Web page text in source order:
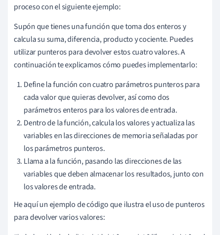
proceso con el siguiente ejemplo:
Supón que tienes una función que toma dos enteros y
calcula su suma, diferencia, producto y cociente. Puedes
utilizar punteros para devolver estos cuatro valores. A
continuación te explicamos cómo puedes implementarlo:
Define la función con cuatro parámetros punteros para
cada valor que quieras devolver, así como dos
parámetros enteros para los valores de entrada.
Dentro de la función, calcula los valores y actualiza las
variables en las direcciones de memoria señaladas por
los parámetros punteros.
Llama a la función, pasando las direcciones de las
variables que deben almacenar los resultados, junto con
los valores de entrada.
He aquí un ejemplo de código que ilustra el uso de punteros
para devolver varios valores: